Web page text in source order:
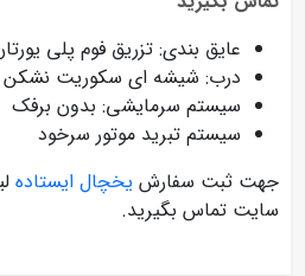
عایق بندی: تزریق فوم پلی
درب: شیشه ای سکوریت نشکن
سیستم سرمایشی: بدون برفک
سیستم تبرید موتور سرخود
جهت ثبت سفارش یخچال ایستاده
سایت تماس بگیرید.